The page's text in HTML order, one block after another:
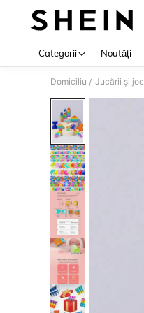
Categorii Noutăți
Domiciliu / Jucării și